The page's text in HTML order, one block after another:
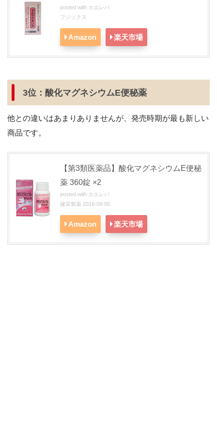
posted with カエレバ
フジックス
Amazon 楽天市場
3位：酸化マグネシウムE便秘薬
他との違いはあまりありませんが、発売時期が最も新しい
商品です。
【第3類医薬品】酸化マグネシウム E便秘
薬 360錠 ×2
posted with カエレバ
健栄製薬 2016-09-05
Amazon 楽天市場